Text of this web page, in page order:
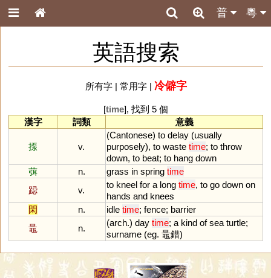
粵
普
英語搜索
所有字| 常用字| 冷僻字
[time], 找到 5 個
漢字
詞類 意義
揼 v.
(Cantonese) to delay (usually
purposely), to waste time; to throw
down, to beat; to hang down
葞
n. grass in spring time
跽
v.
to kneel for a long time, to go down on
hands and knees
閑
n. idle time; fence; barrier
鼂
n.
(arch.) day time; a kind of sea turtle;
surname (eg. 鼂錯)